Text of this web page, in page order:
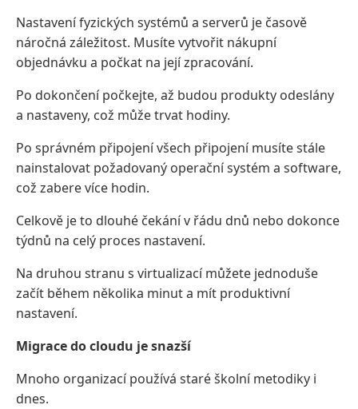
Nastavení fyzických systémů a serverů je časově
náročná záležitost. Musíte vytvořit nákupní
objednávku a počkat na její zpracování.
Po dokončení počkejte, až budou produkty odeslány
a nastaveny, což může trvat hodiny.
Po správném připojení všech připojení musíte stále
nainstalovat požadovaný operační systém a software,
což zabere více hodin.
Celkově je to dlouhé čekání v řádu dnů nebo dokonce
týdnů na celý proces nastavení.
Na druhou stranu s virtualizací můžete jednoduše
začít během několika minut a mít produktivní
nastavení.
Migrace do cloudu je snazší
Mnoho organizací používá staré školní metodiky i
dnes.